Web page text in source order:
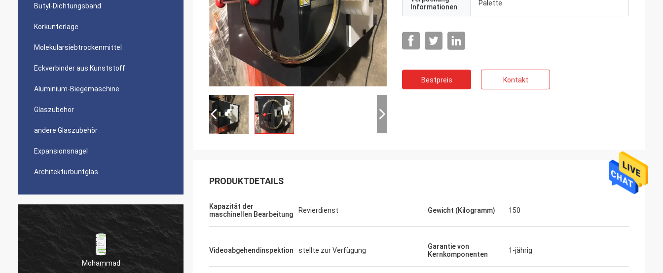
Butyl-Dichtungsband
Korkunterlage
Molekularsiebtrockenmittel
Eckverbinder aus Kunststoff
Aluminium-Biegemaschine
Glaszubehör
andere Glaszubehör
Expansionsnagel
Architekturbuntglas
Eric
Informationen
Palette
Bestpreis Kontakt
PRODUKTDETAILS
Kapazität der
maschinellen Bearbeitung
Revierdienst Gewicht (Kilogramm) 150
Videoabgehendinspektion stellte zur Verfügung
Garantie von
Kernkomponenten
1-jährig